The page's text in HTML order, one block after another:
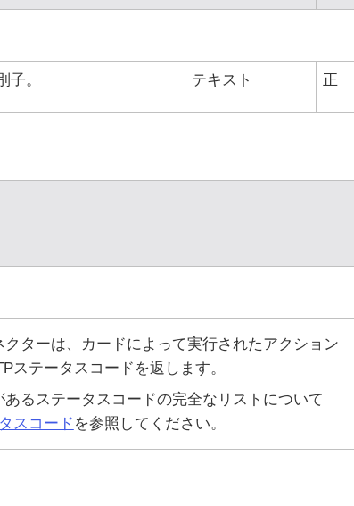
子。 テキスト 正
ターは、カードによって実行されたアクション
ステータスコードを返します。
るステータスコードの完全なリストについて
スコード を参照してください。